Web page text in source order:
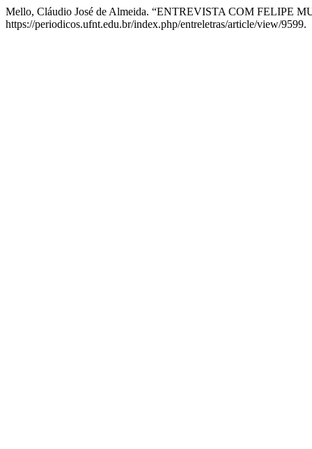
Mello, Cláudio José de Almeida. “ENTREVISTA COM FELIPE
https://periodicos.ufnt.edu.br/index.php/entreletras/article/view/9599.